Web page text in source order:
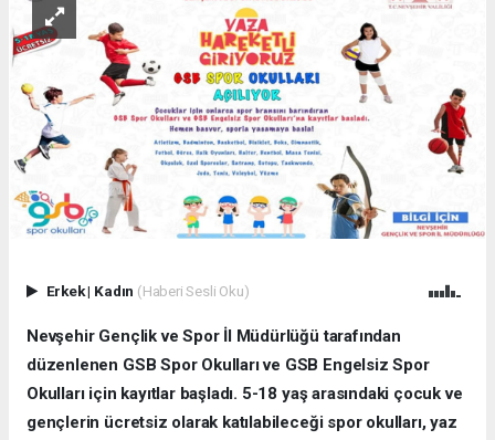
Erkek| Kadın (Haberi Sesli Oku)
Nevşehir Gençlik ve Spor İl Müdürlüğü tarafından
düzenlenen GSB Spor Okulları ve GSB Engelsiz Spor
Okulları için kayıtlar başladı. 5-18 yaş arasındaki çocuk ve
gençlerin ücretsiz olarak katılabileceği spor okulları, yaz